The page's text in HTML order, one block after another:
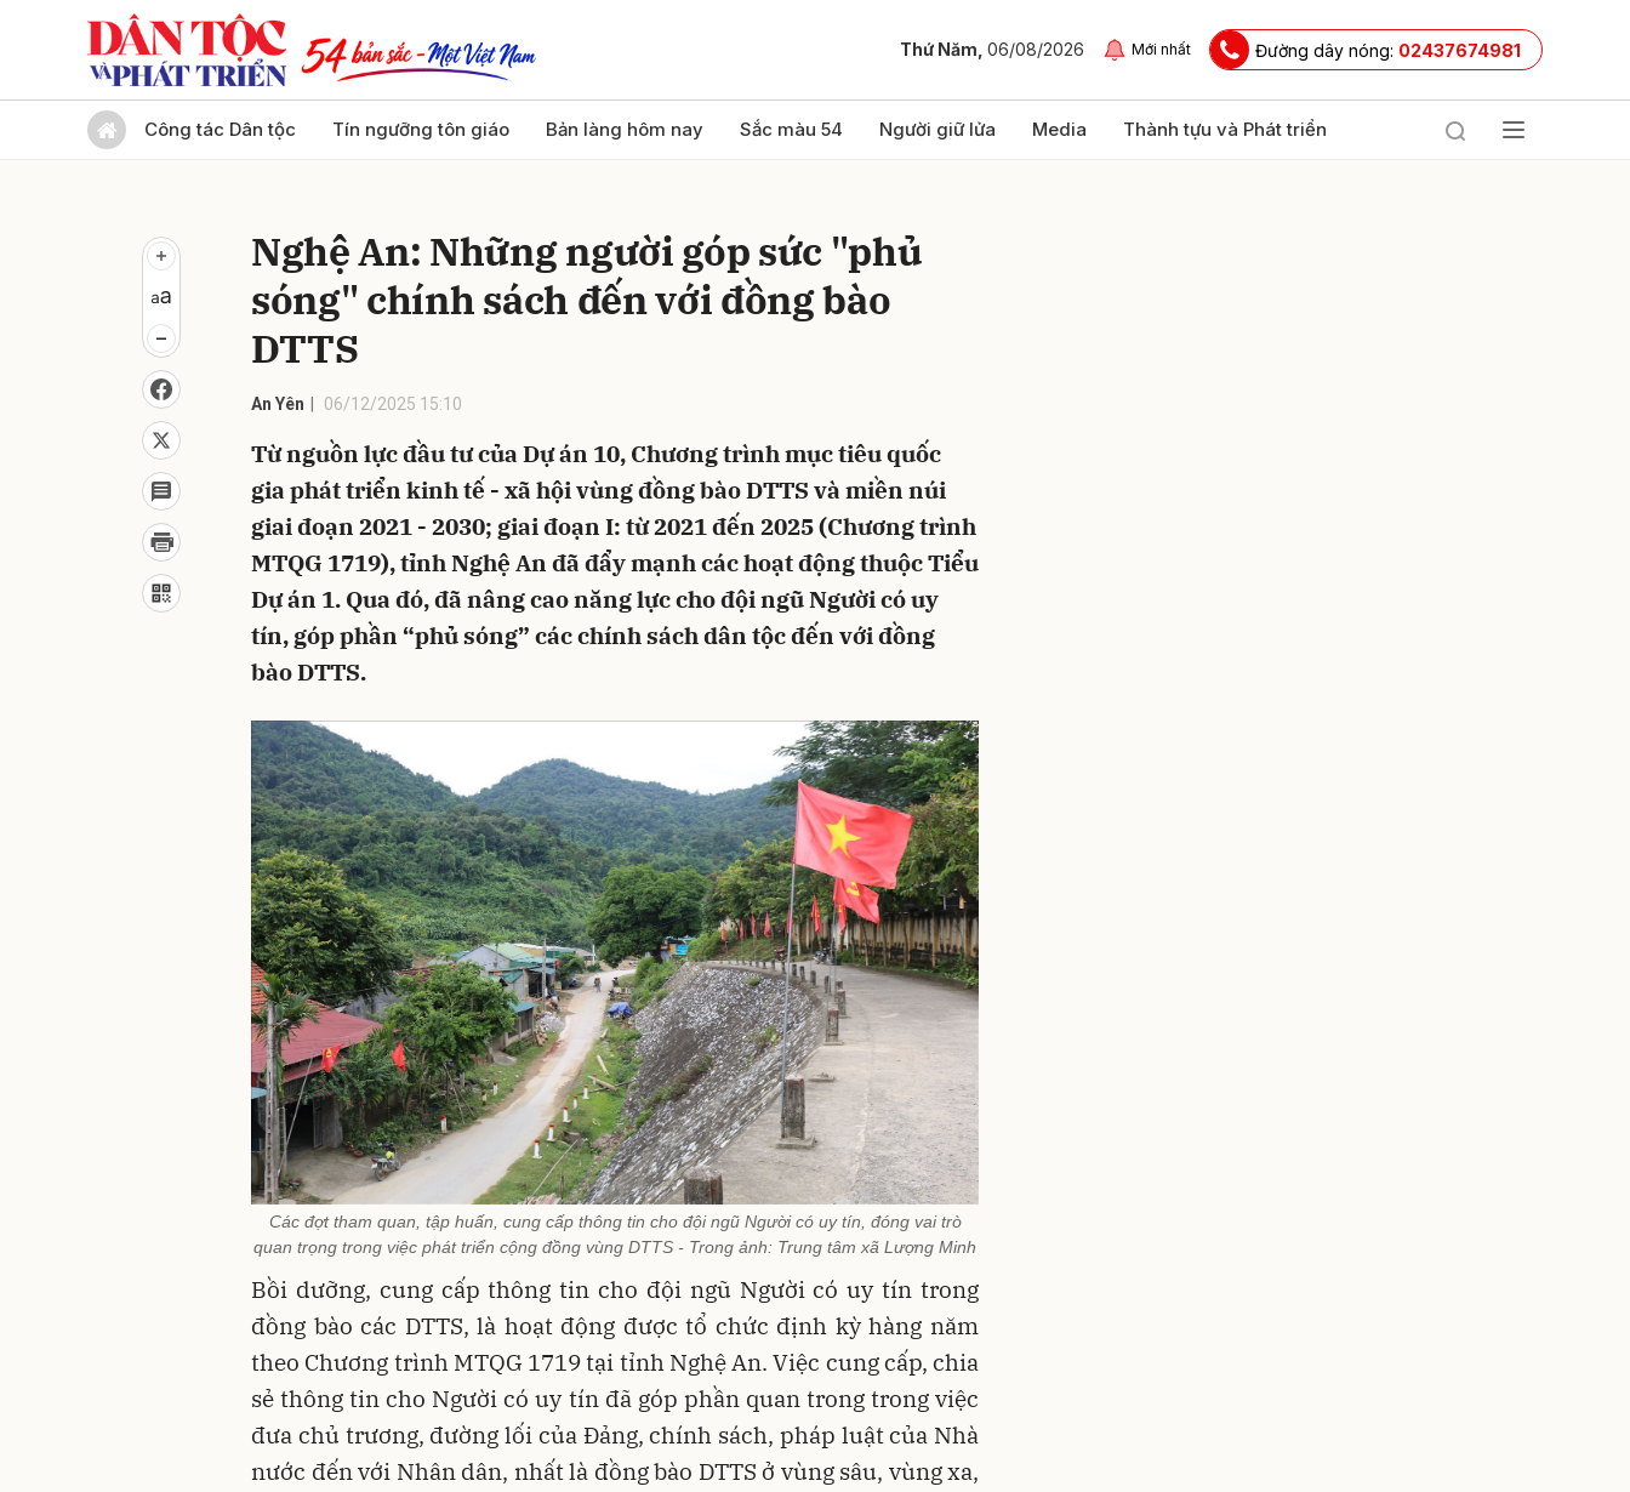
Thứ Năm, 06/08/2026 Mới nhất Đường dây nóng: 02437674981
Công tác Dân tộc Tín ngưỡng tôn giáo Bản làng hôm nay Sắc màu 54 Người giữ lửa Media Thành tựu và Phát triển
Nghệ An: Những người góp sức "phủ
sóng" chính sách đến với đồng bào
DTTS
An Yên 06/12/2025 15:10
Từ nguồn lực đầu tư của Dự án 10, Chương trình mục tiêu quốc
gia phát triển kinh tế - xã hội vùng đồng bào DTTS và miền núi
giai đoạn 2021 - 2030; giai đoạn I: từ 2021 đến 2025 (Chương trình
MTQG 1719), tỉnh Nghệ An đã đẩy mạnh các hoạt động thuộc Tiểu
Dự án 1. Qua đó, đã nâng cao năng lực cho đội ngũ Người có uy
tín, góp phần “phủ sóng” các chính sách dân tộc đến với đồng
bào DTTS.
Các đợt tham quan, tập huấn, cung cấp thông tin cho đội ngũ Người có uy tín, đóng vai trò
quan trọng trong việc phát triển cộng đồng vùng DTTS - Trong ảnh: Trung tâm xã Lượng Minh
Bồi dưỡng, cung cấp thông tin cho đội ngũ Người có uy tín trong
đồng bào các DTTS, là hoạt động được tổ chức định kỳ hàng năm
theo Chương trình MTQG 1719 tại tỉnh Nghệ An. Việc cung cấp, chia
sẻ thông tin cho Người có uy tín đã góp phần quan trong trong việc
đưa chủ trương, đường lối của Đảng, chính sách, pháp luật của Nhà
nước đến với Nhân dân, nhất là đồng bào DTTS ở vùng sâu, vùng xa,
Gửi bình luận